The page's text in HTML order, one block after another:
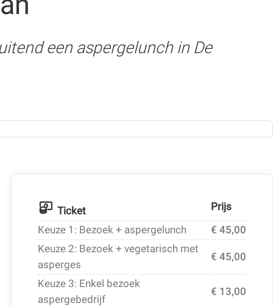
een aspergelunch in De
Ticket
Prijs
Keuze 1: Bezoek + aspergelunch
€ 45,00
Keuze 2: Bezoek + vegetarisch met
asperges
€ 45,00
Keuze 3: Enkel bezoek
aspergebedrijf
€ 13,00